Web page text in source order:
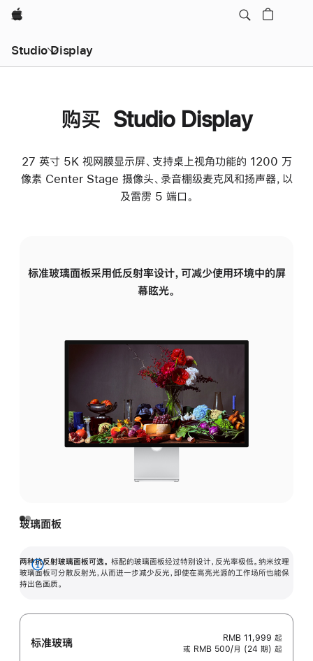
Apple
Studio Display
购买 Studio Display
27 英寸 5K 视网膜显示屏、支持桌上视角功能的 1200 万
像素 Center Stage 摄像头、录音棚级麦克风和扬声器，以
及雷雳 5 端口。
标准玻璃面板采用低反射率设计，可减少使用环境中的屏
幕眩光。
玻璃面板
两种抗反射玻璃面板可选。 标配的玻璃面板经过特别设计，反光率极低。纳米纹理
玻璃面板可分散反射光，从而进一步减少反光，即使在高亮光源的工作场所也能保
持出色画质。
展
开
标准玻璃 RMB 11,999 起
或 RMB 500/月 (24 期) 起